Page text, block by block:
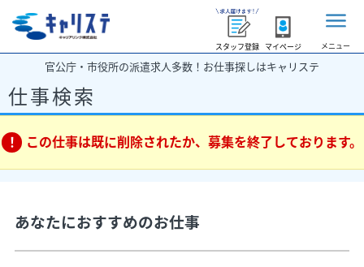
スタッフ登録 マイページ メニュー
官公庁・市役所の派遣求人多数！お仕事探しはキャリステ
仕事検索
この仕事は既に削除されたか、募集を終了しております。
あなたにおすすめのお仕事